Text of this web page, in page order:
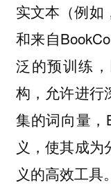
实文本（例如
和来自
泛的预训练
构，允许进行
集的词向量
义，使其成
义的高效工具。